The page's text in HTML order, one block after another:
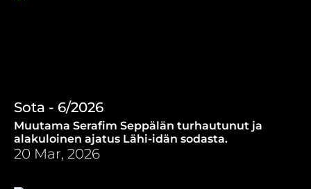
Sota - 6/2026
Muutama Serafim Seppälän turhautunut ja
alakuloinen ajatus Lähi-idän sodasta.
20 Mar, 2026